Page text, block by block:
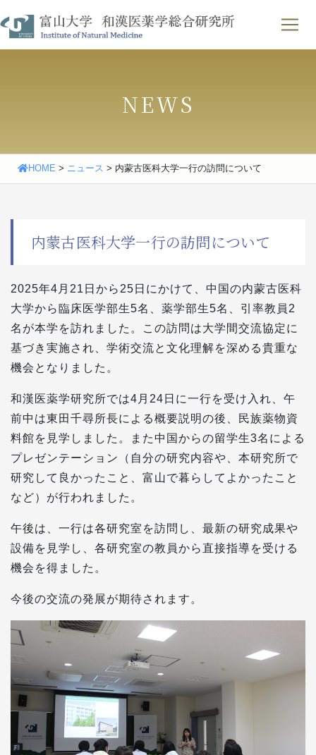
to
content
せ ｜ English
NEWS
HOME > ニュース > 内蒙古医科大学一行の訪問について
内蒙古医科大学一行の訪問について
2025年4月21日から25日にかけて、中国の内蒙古医科
大学から臨床医学部生5名、薬学部生5名、引率教員2
名が本学を訪れました。この訪問は大学間交流協定に
基づき実施され、学術交流と文化理解を深める貴重な
機会となりました。
和漢医薬学研究所では4月24日に一行を受け入れ、午
前中は東田千尋所長による概要説明の後、民族薬物資
料館を見学しました。また中国からの留学生3名による
プレゼンテーション（自分の研究内容や、本研究所で
研究して良かったこと、富山で暮らしてよかったこと
など）が行われました。
午後は、一行は各研究室を訪問し、最新の研究成果や
設備を見学し、各研究室の教員から直接指導を受ける
機会を得ました。
今後の交流の発展が期待されます。